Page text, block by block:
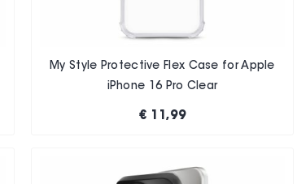
My Style Protective Flex Case for Apple
iPhone 16 Pro Clear
€ 11,99